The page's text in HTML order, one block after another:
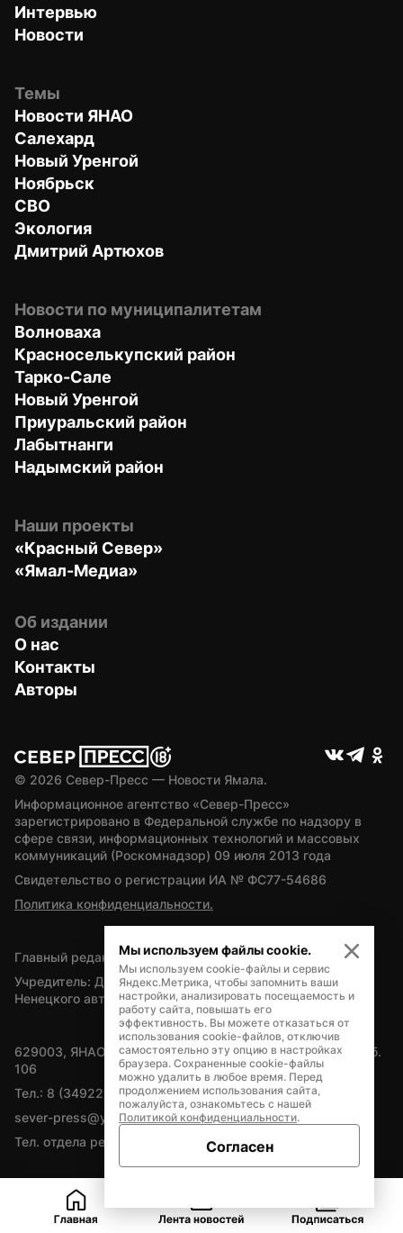
Интервью
Новости
Темы
Новости ЯНАО
Салехард
Новый Уренгой
Ноябрьск
СВО
Экология
Дмитрий Артюхов
Новости по муниципалитетам
Волноваха
Красноселькупский район
Тарко-Сале
Новый Уренгой
Приуральский район
Лабытнанги
Надымский район
Наши проекты
«Красный Север»
«Ямал-Медиа»
Об издании
О нас
Контакты
Авторы
© 2026 Север-Пресс — Новости Ямала.
Информационное агентство «Север-Пресс»
зарегистрировано в Федеральной службе по надзору в
сфере связи, информационных технологий и массовых
коммуникаций (Роскомнадзор) 09 июля 2013 года
Свидетельство о регистрации ИА № ФС77-54686
Политика конфиденциальности.
Главный редактор — А.Л. Поздеев
Учредитель: Департамент внутренней политики Ямало-
Ненецкого автономного округа
629003, ЯНАО, Салехард, мкр. Богдана Кнунянца, д.1, каб.
106
Тел.: 8 (34922) 71262
sever-press@yamal-media.ru
Тел. отдела рекламы: 8 (34922) 42728
Мы используем файлы cookie.
Мы используем cookie-файлы и сервис
Яндекс.Метрика, чтобы запомнить ваши
настройки, анализировать посещаемость и
работу сайта, повышать его
эффективность. Вы можете отказаться от
использования cookie-файлов, отключив
самостоятельно эту опцию в настройках
браузера. Сохраненные cookie-файлы
можно удалить в любое время. Перед
продолжением использования сайта,
пожалуйста, ознакомьтесь с нашей
Политикой конфиденциальности.
Согласен